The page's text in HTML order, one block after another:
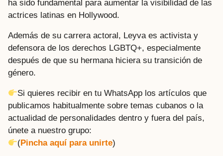
ha sido fundamental para aumentar la visibilidad de las
actrices latinas en Hollywood.
Además de su carrera actoral, Leyva es activista y
defensora de los derechos LGBTQ+, especialmente
después de que su hermana hiciera su transición de
género.
Si quieres recibir en tu WhatsApp los artículos que
publicamos habitualmente sobre temas cubanos o la
actualidad de personalidades dentro y fuera del país,
únete a nuestro grupo:
(Pincha aquí para unirte)